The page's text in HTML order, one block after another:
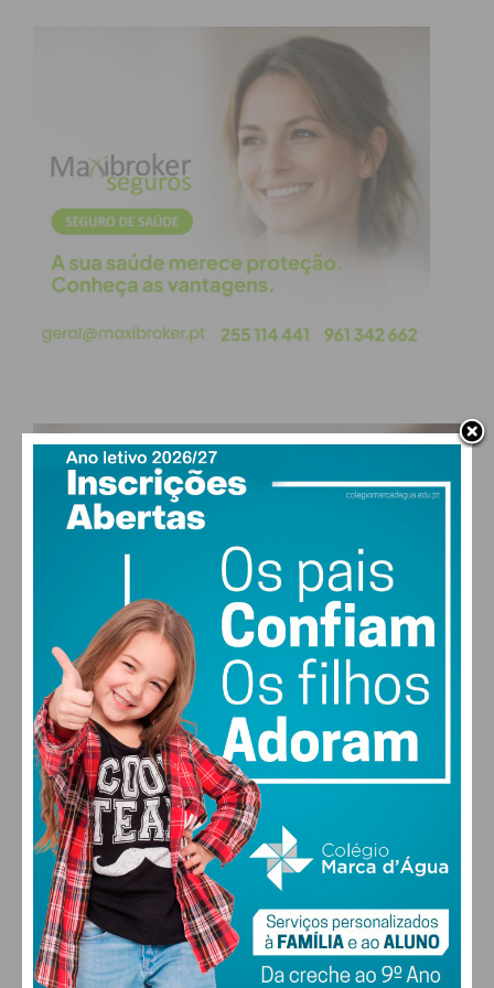
Imediato
Assine nossa newsletter por e-mail e
obtenha de forma regular a informação
atualizada.
Eu li e concordo com os
PAÇOS DE FERREIRA
15°
clear sky
MAX 15 • MIN 15
30°
SEX
28
SÁB
27 °
DOM
29 °
SEG
FARMACIAS DE SERVIÇO EM PAÇOS DE
FERREIRA